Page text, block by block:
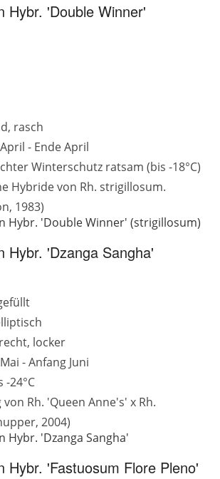
Hybr. 'Double Winner'
rasch
- Ende April
Winterschutz ratsam (bis -18°C)
Hybride von Rh. strigillosum.
1983)
Hybr. 'Dzanga Sangha'
locker
- Anfang Juni
-24°C
Rh. 'Queen Anne's' x Rh.
2004)
Hybr. 'Fastuosum Flore Pleno'